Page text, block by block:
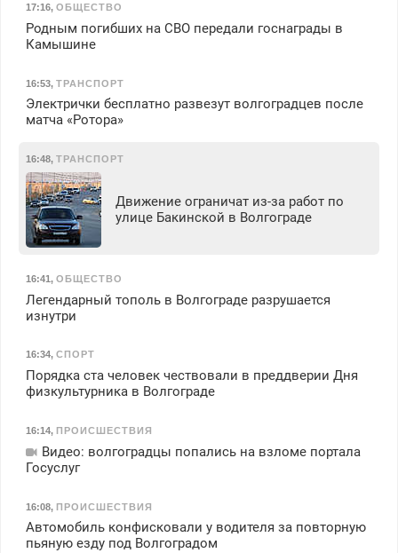
17:16, ОБЩЕСТВО
Родным погибших на СВО передали госнаграды в
Камышине
16:53, ТРАНСПОРТ
Электрички бесплатно развезут волгоградцев после
матча «Ротора»
16:48, ТРАНСПОРТ
Движение ограничат из-за работ по
улице Бакинской в Волгограде
16:41, ОБЩЕСТВО
Легендарный тополь в Волгограде разрушается
изнутри
16:34, СПОРТ
Порядка ста человек чествовали в преддверии Дня
физкультурника в Волгограде
16:14, ПРОИСШЕСТВИЯ
Видео: волгоградцы попались на взломе портала
Госуслуг
16:08, ПРОИСШЕСТВИЯ
Автомобиль конфисковали у водителя за повторную
пьяную езду под Волгоградом